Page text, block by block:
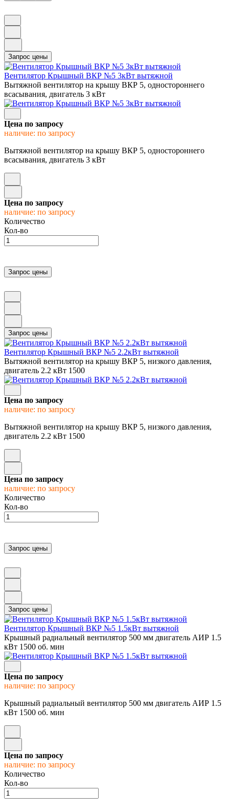
Вентилятор Крышный ВКР №5 3кВт вытяжной
Вытяжной вентилятор на крышу ВКР 5, одностороннего
всасывания, двигатель 3 кВт
Цена по запросу
наличие: по запросу
Вытяжной вентилятор на крышу ВКР 5, одностороннего
всасывания, двигатель 3 кВт
Цена по запросу
наличие: по запросу
Количество
Кол-во
Вентилятор Крышный ВКР №5 2.2кВт вытяжной
Вытяжной вентилятор на крышу ВКР 5, низкого давления,
двигатель 2.2 кВт 1500
Цена по запросу
наличие: по запросу
Вытяжной вентилятор на крышу ВКР 5, низкого давления,
двигатель 2.2 кВт 1500
Цена по запросу
наличие: по запросу
Количество
Кол-во
Вентилятор Крышный ВКР №5 1.5кВт вытяжной
Крышный радиальный вентилятор 500 мм двигатель АИР 1.5
кВт 1500 об. мин
Цена по запросу
наличие: по запросу
Крышный радиальный вентилятор 500 мм двигатель АИР 1.5
кВт 1500 об. мин
Цена по запросу
наличие: по запросу
Количество
Кол-во